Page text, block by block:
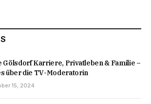
Gölsdorf Karriere, Privatleben & Familie –
über die TV-Moderatorin
15, 2024